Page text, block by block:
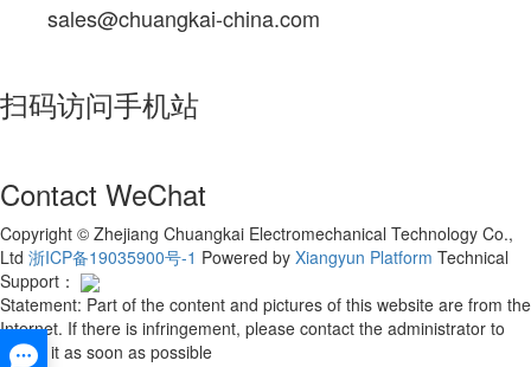
sales@chuangkai-china.com
扫码访问手机站
Contact WeChat
Copyright © Zhejiang Chuangkai Electromechanical Technology Co.,
Ltd 浙ICP备19035900号-1 Powered by Xiangyun Platform Technical
Support：
Statement: Part of the content and pictures of this website are from the
Internet. If there is infringement, please contact the administrator to
delete it as soon as possible